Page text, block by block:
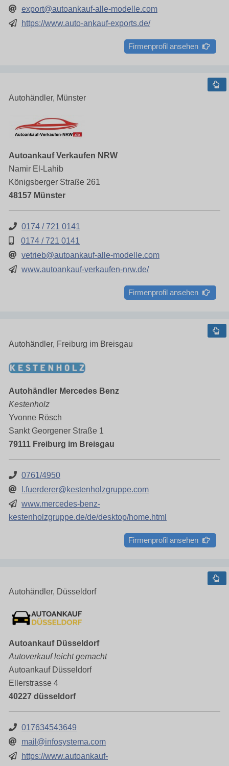
export@autoankauf-alle-modelle.com
https://www.auto-ankauf-exports.de/
Firmenprofil ansehen
Autohändler, Münster
Autoankauf Verkaufen NRW
Namir El-Lahib
Königsberger Straße 261
48157 Münster
0174 / 721 0141
0174 / 721 0141
vetrieb@autoankauf-alle-modelle.com
www.autoankauf-verkaufen-nrw.de/
Firmenprofil ansehen
Autohändler, Freiburg im Breisgau
Autohändler Mercedes Benz
Kestenholz
Yvonne Rösch
Sankt Georgener Straße 1
79111 Freiburg im Breisgau
0761/4950
l.fuerderer@kestenholzgruppe.com
www.mercedes-benz-
kestenholzgruppe.de/de/desktop/home.html
Firmenprofil ansehen
Autohändler, Düsseldorf
Autoankauf Düsseldorf
Autoverkauf leicht gemacht
Autoankauf Düsseldorf
Ellerstrasse 4
40227 düsseldorf
017634543649
mail@infosystema.com
https://www.autoankauf-